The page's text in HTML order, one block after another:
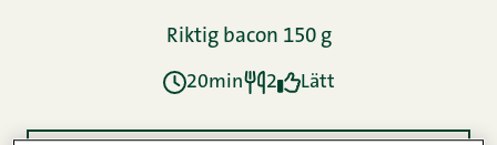
Riktig bacon 150 g
20min 2 Lätt